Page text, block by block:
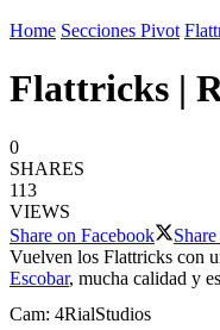
Home Secciones Pivot
Flattricks |
0
SHARES
113
VIEWS
Share on Facebook
Vuelven los Flattricks con
Escobar, mucha calidad y
Cam: 4RialStudios